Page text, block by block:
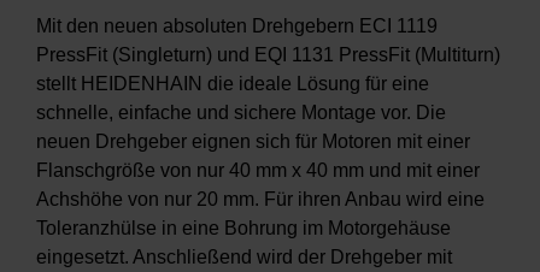
Mit den neuen absoluten Drehgebern ECI 1119
PressFit (Singleturn) und EQI 1131 PressFit (Multiturn)
stellt HEIDENHAIN die ideale Lösung für eine
schnelle, einfache und sichere Montage vor. Die
neuen Drehgeber eignen sich für Motoren mit einer
Flanschgröße von nur 40 mm x 40 mm und mit einer
Achshöhe von nur 20 mm. Für ihren Anbau wird eine
Toleranzhülse in eine Bohrung im Motorgehäuse
eingesetzt. Anschließend wird der Drehgeber mit